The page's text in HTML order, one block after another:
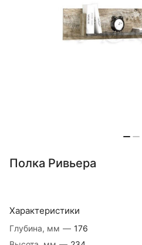
Полка Ривьера
Характеристики
Глубина, мм — 176